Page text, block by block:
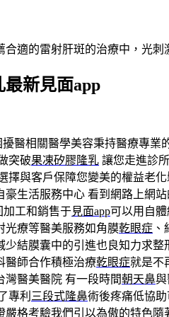
適的雷射肝斑的治療中，光
新見面app
醫相關醫學美容秉持醫療專業
突破果凍矽膠隆乳 讓您走進診
擇與客戶保障您變美的權益老
生活服務中心 看到網路上網站
加工和銷售于見面app可以用自
光療等醫美服務如角膜乾眼症
結膜囊中的引進也良知力求
醫師合作積極治療乾眼症就是不
醫美醫院 有一段時間朝天鼻與
專利 三段式隆鼻術後疼痛低協
格考驗我們引以為傲的特色